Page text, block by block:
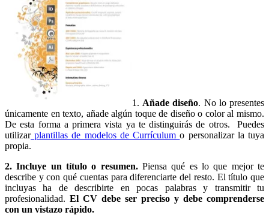
1. Añade diseño. No lo presentes
únicamente en texto, añade algún toque de diseño o color al mismo.
De esta forma a primera vista ya te distinguirás de otros. Puedes
utilizarplantillas de modelos de Currículumo personalizar la tuya
propia.
2. Incluye un título o resumen.Piensa qué es lo que mejor te
describe y con qué cuentas para diferenciarte del resto. El título que
incluyas ha de describirte en pocas palabras y transmitir tu
profesionalidad. El CV debe ser preciso y debe comprenderse
con un vistazo rápido.